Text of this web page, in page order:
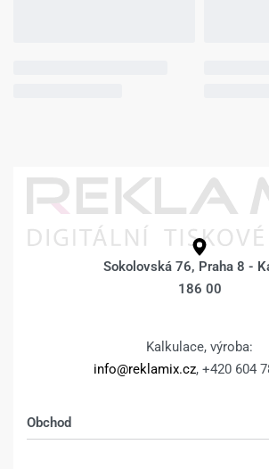
Sokolovská 76, Praha 8 -
186 00
Kalkulace, výroba:
info@reklamix.cz, +420 604
Obchod